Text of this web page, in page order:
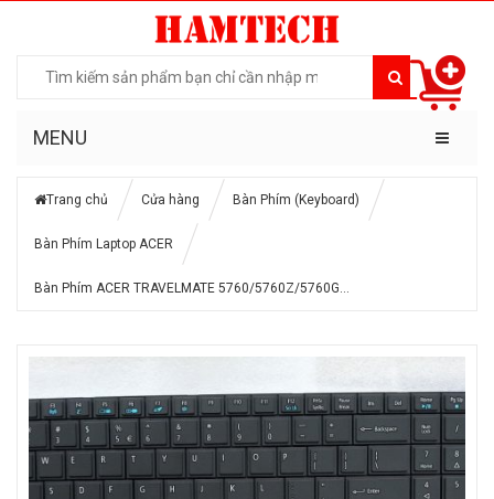
MENU
Trang chủ Cửa hàng Bàn Phím (Keyboard)
Bàn Phím Laptop ACER
Bàn Phím ACER TRAVELMATE 5760/5760Z/5760G…